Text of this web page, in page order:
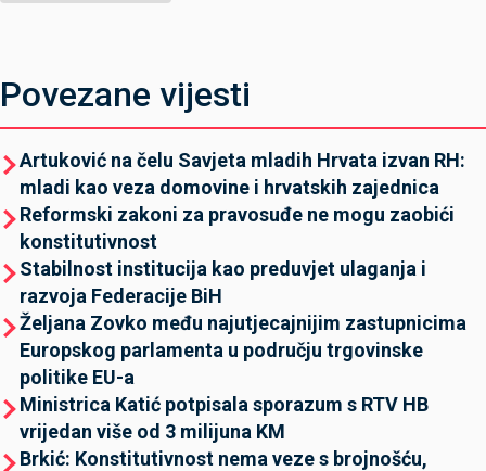
Povezane vijesti
Artuković na čelu Savjeta mladih Hrvata izvan RH:
mladi kao veza domovine i hrvatskih zajednica
Reformski zakoni za pravosuđe ne mogu zaobići
konstitutivnost
Stabilnost institucija kao preduvjet ulaganja i
razvoja Federacije BiH
Željana Zovko među najutjecajnijim zastupnicima
Europskog parlamenta u području trgovinske
politike EU-a
Ministrica Katić potpisala sporazum s RTV HB
vrijedan više od 3 milijuna KM
Brkić: Konstitutivnost nema veze s brojnošću,